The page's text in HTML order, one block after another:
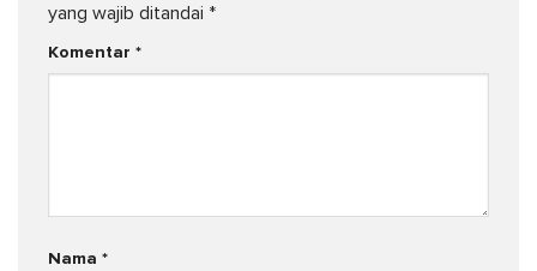
yang wajib ditandai *
Komentar *
Nama *